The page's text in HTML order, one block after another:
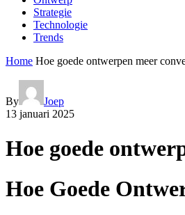
Strategie
Technologie
Trends
Home Hoe goede ontwerpen meer
By
Joep
13 januari 2025
Hoe goede
Hoe Goede